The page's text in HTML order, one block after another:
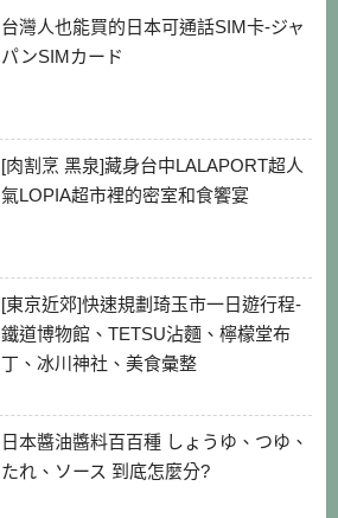
台灣人也能買的日本可通話SIM卡-ジャ
パンSIMカード
[肉割烹 黑泉]藏身台中LALAPORT超人
氣LOPIA超市裡的密室和食饗宴
[東京近郊]快速規劃琦玉市一日遊行程-
鐵道博物館、TETSU沾麵、檸檬堂布
丁、冰川神社、美食彙整
日本醬油醬料百百種 しょうゆ、つゆ、
たれ、ソース 到底怎麼分?